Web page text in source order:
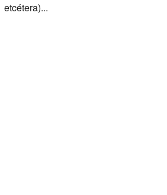
etcétera)...